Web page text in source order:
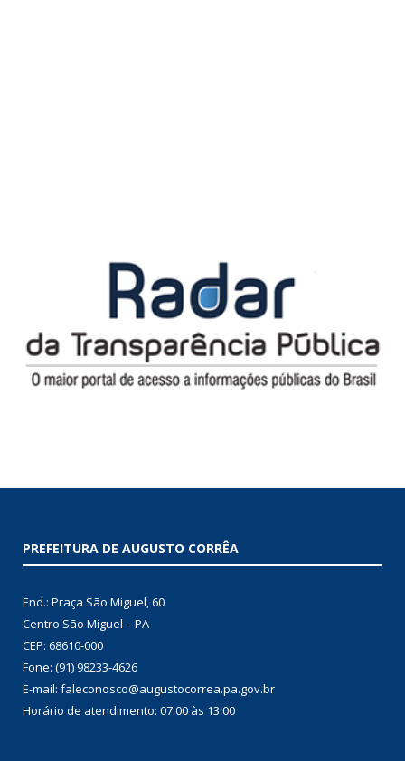
PREFEITURA DE AUGUSTO CORRÊA
End.: Praça São Miguel, 60
Centro São Miguel – PA
CEP: 68610-000
Fone: (91) 98233-4626
E-mail: faleconosco@augustocorrea.pa.gov.br
Horário de atendimento: 07:00 às 13:00